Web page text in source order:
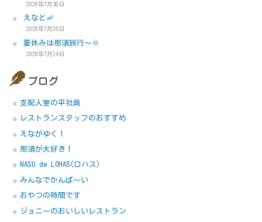
2026年7月30日
えなと🦐
2026年7月26日
夏休みは那須旅行～🌞
2026年7月24日
ブログ
支配人室の平社員
レストランスタッフのおすすめ
えながゆく！
那須が大好き！
NASU de LOHAS(ロハス)
みんなでかんぱ～い
おやつの時間です
ジョニーのおいしいレストラン